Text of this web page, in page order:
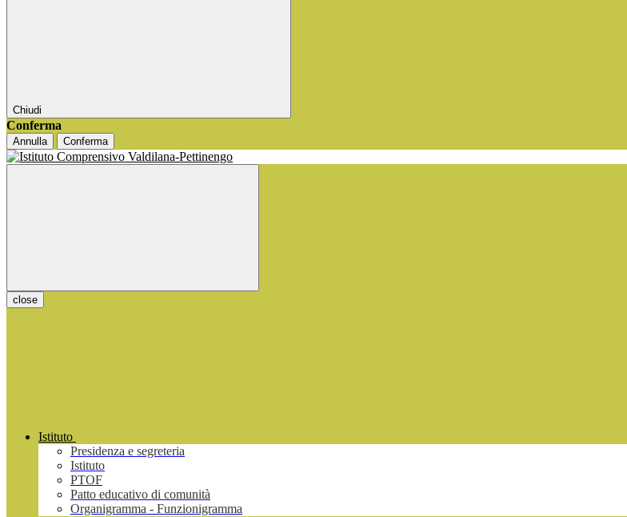
Chiudi
Conferma
Annulla Conferma
close
Istituto
Presidenza e segreteria
Istituto
PTOF
Patto educativo di comunità
Organigramma - Funzionigramma